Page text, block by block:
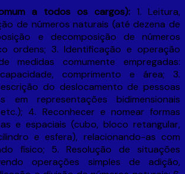
a todos os cargos): 1. Leitura,
de números naturais (até dezena de
e decomposição de números
ordens; 3. Identificação e operação
medidas comumente empregadas:
comprimento e área; 3.
do deslocamento de pessoas
representações bidimensionais
4. Reconhecer e nomear formas
e espaciais (cubo, bloco retangular,
e esfera), relacionando-as com
físico; 5. Resolução de situações
operações simples de adição,